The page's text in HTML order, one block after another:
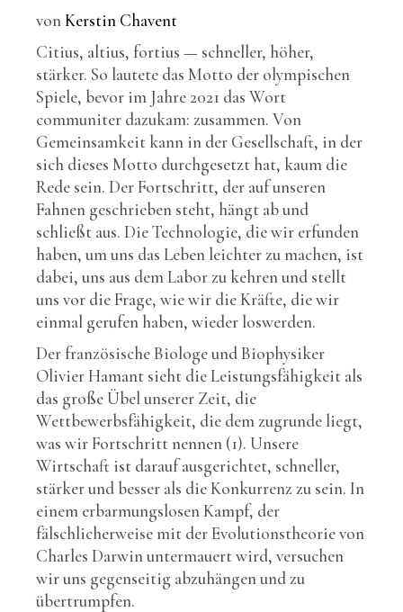
vonKerstin Chavent
Citius, altius, fortius — schneller, höher,
stärker. So lautete das Motto der olympischen
Spiele, bevor im Jahre 2021 das Wort
communiter dazukam: zusammen. Von
Gemeinsamkeit kann in der Gesellschaft, in der
sich dieses Motto durchgesetzt hat, kaum die
Rede sein. Der Fortschritt, der auf unseren
Fahnen geschrieben steht, hängt ab und
schließt aus. Die Technologie, die wir erfunden
haben, um uns das Leben leichter zu machen, ist
dabei, uns aus dem Labor zu kehren und stellt
uns vor die Frage, wie wir die Kräfte, die wir
einmal gerufen haben, wieder loswerden.
Der französische Biologe und Biophysiker
Olivier Hamant sieht die Leistungsfähigkeit als
das große Übel unserer Zeit, die
Wettbewerbsfähigkeit, die dem zugrunde liegt,
was wir Fortschritt nennen (1). Unsere
Wirtschaft ist darauf ausgerichtet, schneller,
stärker und besser als die Konkurrenz zu sein. In
einem erbarmungslosen Kampf, der
fälschlicherweise mit der Evolutionstheorie von
Charles Darwin untermauert wird, versuchen
wir uns gegenseitig abzuhängen und zu
übertrumpfen.